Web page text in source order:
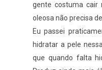
gente costuma cair
oleosa não precisa
Eu passei
hidratar a pele
que quando falta